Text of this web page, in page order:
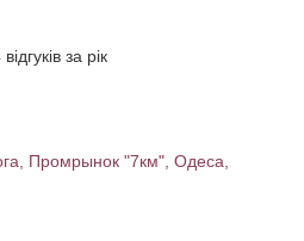
за рік
Промрынок "7км", Одеса,